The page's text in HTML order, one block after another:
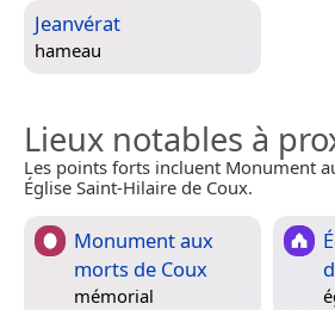
Jeanvérat
hameau
Lieux notables à
Les points forts incluent Monument
Église Saint-Hilaire de Coux.
Monument aux
morts de Coux
mémorial